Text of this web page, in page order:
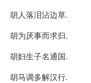
胡人落泪沾边草.
胡为厌事而求归.
胡妇生子名通国.
胡马调多解汉行.